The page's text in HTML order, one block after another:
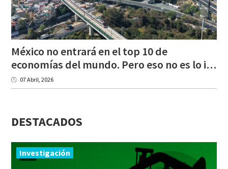
México no entrará en el top 10 de
economías del mundo. Pero eso no es lo importante.
07 Abril, 2026
DESTACADOS
Investigación